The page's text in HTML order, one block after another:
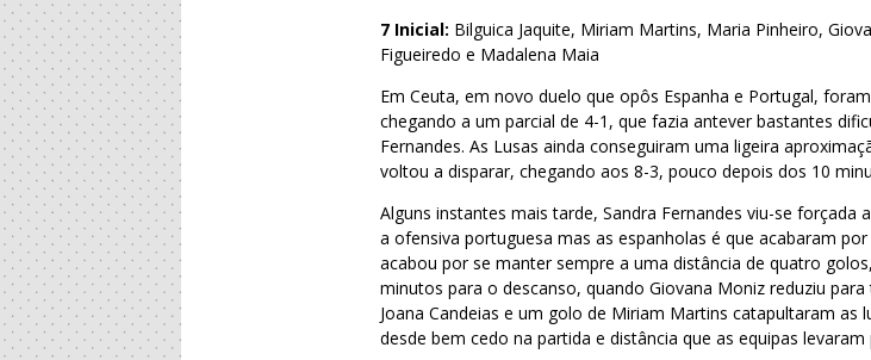
7 Inicial: Bilguica Jaquite, Miriam Martins, Maria Pinheiro,
Figueiredo e Madalena Maia
Em Ceuta, em novo duelo que opôs Espanha e Portugal,
chegando a um parcial de 4-1, que fazia antever bastantes
Fernandes. As Lusas ainda conseguiram uma ligeira
voltou a disparar, chegando aos 8-3, pouco depois dos 10
Alguns instantes mais tarde, Sandra Fernandes viu-se
a ofensiva portuguesa mas as espanholas é que acabaram
acabou por se manter sempre a uma distância de quatro
minutos para o descanso, quando Giovana Moniz reduziu
Joana Candeias e um golo de Miriam Martins catapultaram as
desde bem cedo na partida e distância que as equipas levaram